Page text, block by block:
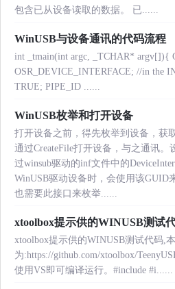
包含已从设备读取的数据。 已......
WinUSB与设备通讯的代码流程
int _tmain(int argc, _TCHAR* argv[]){
OSR_DEVICE_INTERFACE; //in the
TRUE; PIPE_ID ......
WinUSB枚举和打开设备
打开设备之前，得先枚举到设备，获
通过CreateFile打开设备，与之通讯。
过winsub驱动的inf文件中的
WinUSB驱动设备时，会使用该GUID
也需要此接口来枚举......
xtoolbox提示供的WINUSB测试
xtoolbox提示供的WINUSB测试代码,
为:https://github.com/xtoolbox/
使用VS即可编译运行。#include #i......